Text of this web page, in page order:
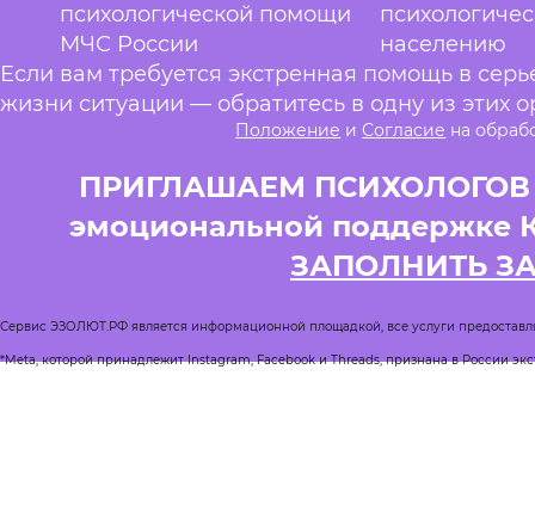
психологической помощи
МЧС России
населению
Если вам требуется экстренная помощь в
жизни ситуации — обратитесь в одну из этих
Положение и Согласие на
ПРИГЛАШАЕМ ПСИХОЛОГОВ
эмоциональной поддержке
ЗАПОЛНИТЬ
Сервис ЭЗОЛЮТ.РФ является информационной площадкой, все услуги
*Meta, которой принадлежит Instagram, Facebook и Threads, признана в России